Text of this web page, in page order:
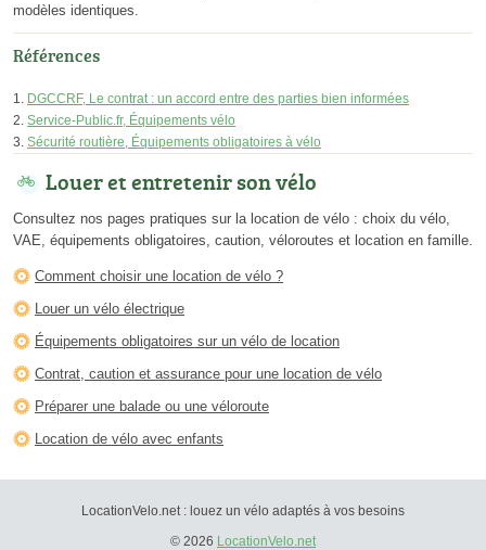
modèles identiques.
Références
DGCCRF, Le contrat : un accord entre des parties bien informées
Service-Public.fr, Équipements vélo
Sécurité routière, Équipements obligatoires à vélo
Louer et entretenir son vélo
Consultez nos pages pratiques sur la location de vélo : choix du vélo,
VAE, équipements obligatoires, caution, véloroutes et location en famille.
Comment choisir une location de vélo ?
Louer un vélo électrique
Équipements obligatoires sur un vélo de location
Contrat, caution et assurance pour une location de vélo
Préparer une balade ou une véloroute
Location de vélo avec enfants
LocationVelo.net : louez un vélo adaptés à vos besoins
© 2026 LocationVelo.net